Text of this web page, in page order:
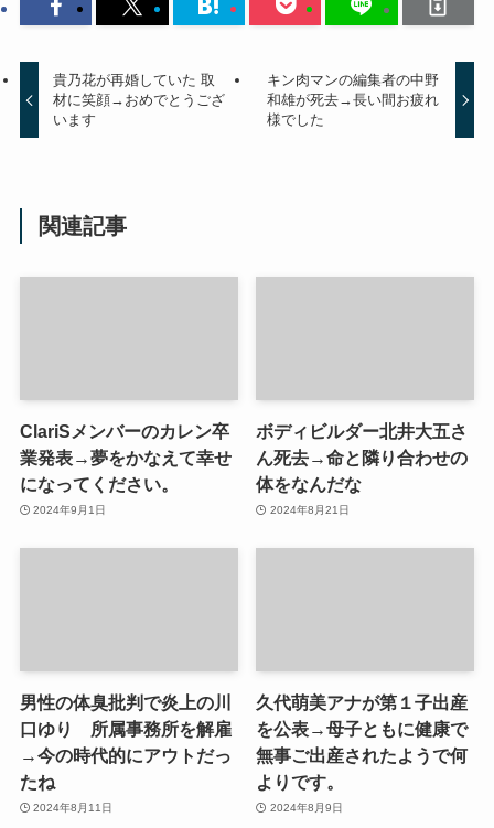
貴乃花が再婚していた 取
材に笑顔→おめでとうござ
います
キン肉マンの編集者の中野
和雄が死去→長い間お疲れ
様でした
関連記事
ClariSメンバーのカレン卒
業発表→夢をかなえて幸せ
になってください。
2024年9月1日
ボディビルダー北井大五さ
ん死去→命と隣り合わせの
体をなんだな
2024年8月21日
男性の体臭批判で炎上の川
口ゆり 所属事務所を解雇
→今の時代的にアウトだっ
たね
2024年8月11日
久代萌美アナが第１子出産
を公表→母子ともに健康で
無事ご出産されたようで何
よりです。
2024年8月9日